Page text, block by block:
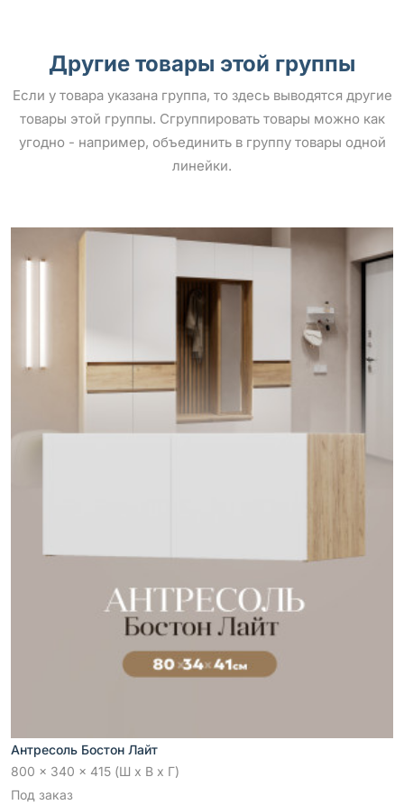
Другие товары этой группы
Если у товара указана группа, то здесь выводятся другие
товары этой группы. Сгруппировать товары можно как
угодно - например, объединить в группу товары одной
линейки.
Антресоль Бостон Лайт
800 x 340 x 415 (Ш x В x Г)
Под заказ